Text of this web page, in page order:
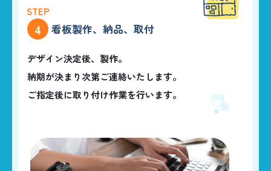
4 看板製作、納品、取付
デザイン決定後、製作。
納期が決まり次第ご連絡いたします。
ご指定後に取り付け作業を行います。